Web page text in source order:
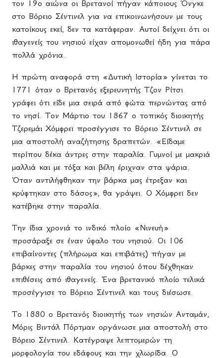
τον 19ο αιώνα οι Βρετανοί πήγαν κάποιους Όνγκε
στο Βόρειο Σέντινελ για να επικοινωνήσουν με τους
κατοίκους εκεί, δεν τα κατάφεραν. Αυτοί δείχνει ότι οι
ιθαγενείς του νησιού είχαν απομονωθεί ήδη για πάρα
πολλά χρόνια.
Η πρώτη αναφορά στη «Δυτική Ιστορία» γίνεται το
1771 όταν ο Βρετανός εξερευνητής Τζον Ρίτσι
γράφει ότι είδε μια σειρά από φώτα περνώντας από
το νησί. Τον Μάρτιο του 1867 o τοπικός διοικητής
Τζερεμάι Χόμφρεϊ προσέγγισε το Βόρειο Σέντινελ σε
μια αποστολή αναζήτησης δραπετών. «Είδαμε
περίπου δέκα άντρες στην παραλία. Γυμνοί με μακριά
μαλλιά και με τόξα και βέλη έριχναν στα ψάρια.
Όταν αντιλήφθηκαν την βάρκα μας έτρεξαν και
κρύφτηκαν στο δάσος», θα γράψει. Ο Χόμφρεϊ δεν
κατέβηκε στην παραλία.
Την ίδια χρονιά το ινδικό πλοίο «Νινευή»
προσάραξε σε έναν ύφαλο του νησιού. Οι 106
επιβαίνοντες (πλήρωμα και επιβάτες) πήγαν με
βάρκες στην παραλία του νησιού όπου δέχθηκαν
επιθέσεις από ιθαγενείς. Ένα βρετανικό πλοίο τελικά
προσέγγισε το Βόρειο Σέντινελ και τους διέσωσε.
Το 1880 ο Βρετανός διοικητής των νησιών Ανταμάν,
Μόρις Βιντάλ Πόρτμαν οργάνωσε μια αποστολή στο
Βόρειο Σέντινελ. Κατέγραψε λεπτομερών τη
μορφολογία του εδάφους και την χλωρίδα. Ο